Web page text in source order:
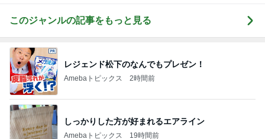
このジャンルの記事をもっと見る
レジェンド松下のなんでもプレゼン！
Amebaトピックス 2時間前
しっかりした方が好まれるエアライン
Amebaトピックス 19時間前